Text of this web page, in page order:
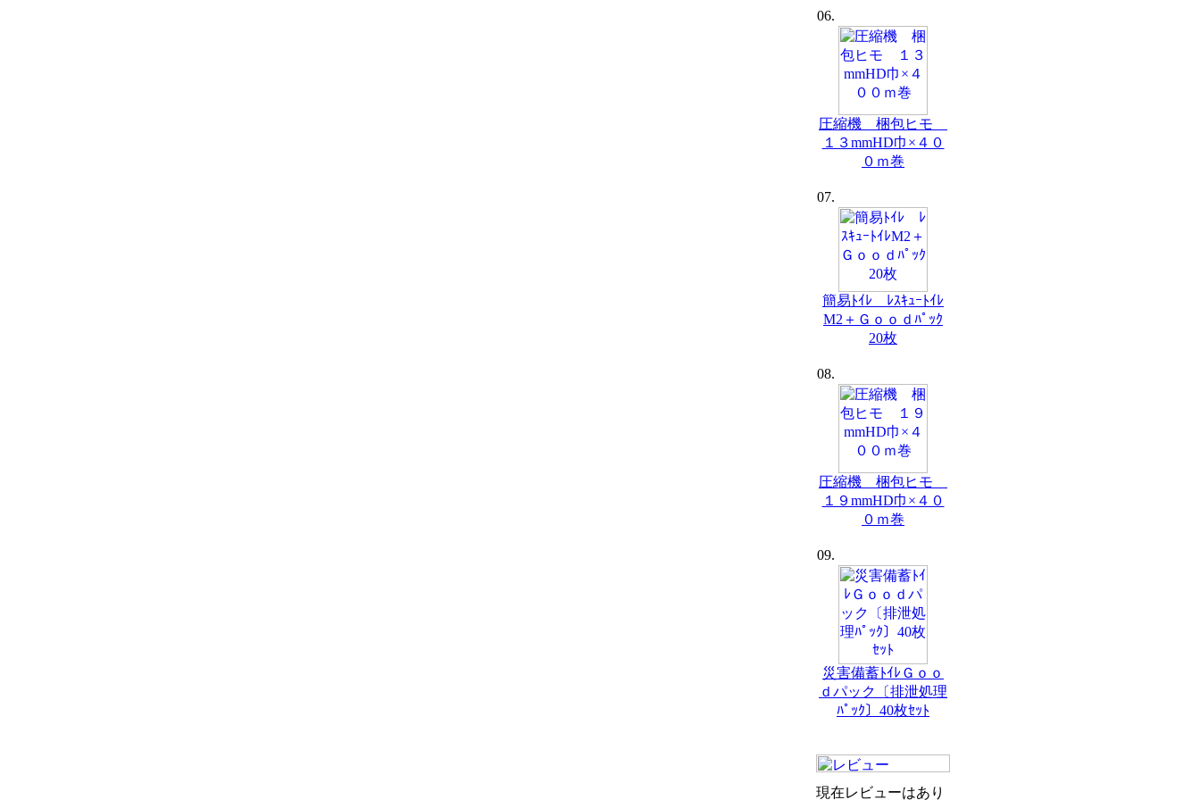
06.
圧縮機 梱包ヒモ
１３mmHD巾×４０
０ｍ巻
07.
簡易ﾄｲﾚ ﾚｽｷｭｰﾄｲﾚ
M2＋Ｇｏｏｄﾊﾟｯｸ
20枚
08.
圧縮機 梱包ヒモ
１９mmHD巾×４０
０ｍ巻
09.
災害備蓄ﾄｲﾚＧｏｏ
ｄパック〔排泄処理
ﾊﾟｯｸ〕40枚ｾｯﾄ
現在レビューはあり